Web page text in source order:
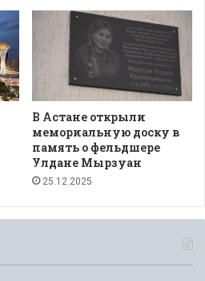
В Астане открыли
мемориальную доску в
память о фельдшере
Улдане Мырзуан
25.12.2025